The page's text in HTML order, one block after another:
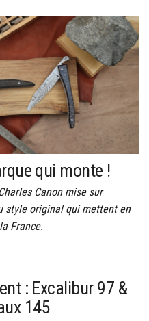
qui monte !
Canon mise sur
style original qui mettent en
France.
: Excalibur 97 &
145